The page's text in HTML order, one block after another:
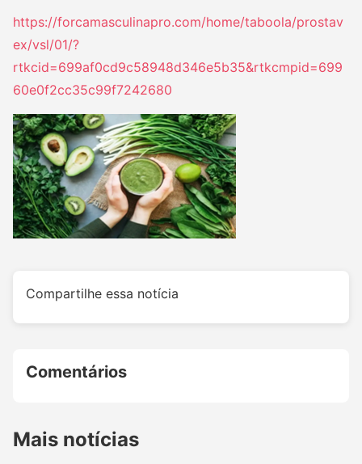
https://forcamasculinapro.com/home/taboola/prostav
ex/vsl/01/?
rtkcid=699af0cd9c58948d346e5b35&rtkcmpid=699
60e0f2cc35c99f7242680
Compartilhe essa notícia
Comentários
Mais notícias